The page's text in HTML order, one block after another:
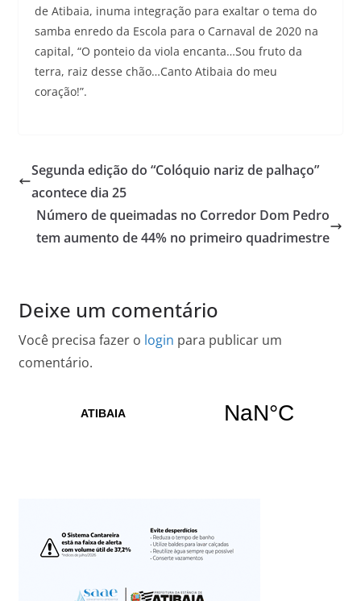
de Atibaia, inuma integração para exaltar o tema do
samba enredo da Escola para o Carnaval de 2020 na
capital, “O ponteio da viola encanta…Sou fruto da
terra, raiz desse chão…Canto Atibaia do meu
coração!”.
Segunda edição do “Colóquio nariz de palhaço”
acontece dia 25
Número de queimadas no Corredor Dom Pedro
tem aumento de 44% no primeiro quadrimestre
Deixe um comentário
Você precisa fazer o login para publicar um
comentário.